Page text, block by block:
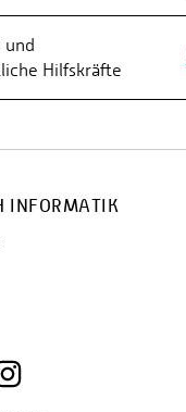
und
Hilfskräfte
INFORMATIK